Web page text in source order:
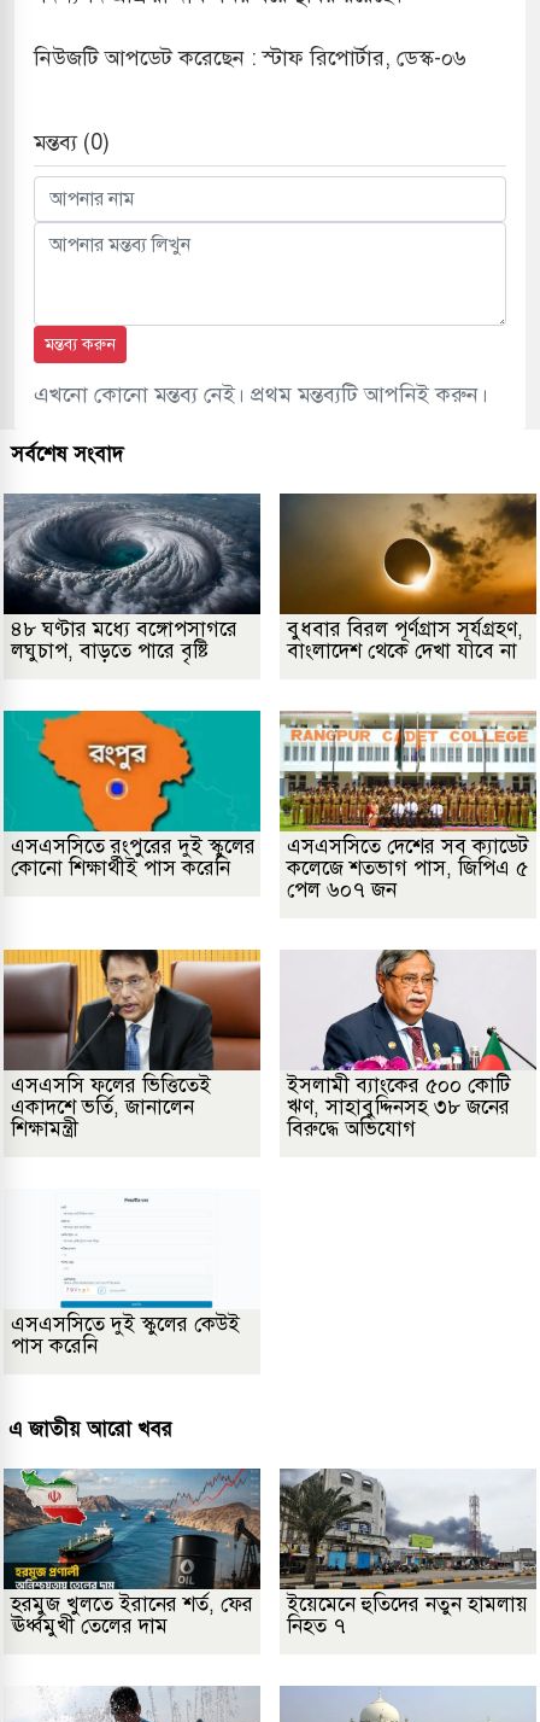
নিউজটি আপডেট করেছেন : স্টাফ রিপোর্টার, ডেস্ক-০৬
মন্তব্য (0)
মন্তব্য করুন
এখনো কোনো মন্তব্য নেই। প্রথম মন্তব্যটি আপনিই করুন।
সর্বশেষ সংবাদ
৪৮ ঘণ্টার মধ্যে বঙ্গোপসাগরে
লঘুচাপ, বাড়তে পারে বৃষ্টি
বুধবার বিরল পূর্ণগ্রাস সূর্যগ্রহণ,
বাংলাদেশ থেকে দেখা যাবে না
এসএসসিতে রংপুরের দুই স্কুলের
কোনো শিক্ষার্থীই পাস করেনি
এসএসসিতে দেশের সব ক্যাডেট
কলেজে শতভাগ পাস, জিপিএ ৫
পেল ৬০৭ জন
এসএসসি ফলের ভিত্তিতেই
একাদশে ভর্তি, জানালেন
শিক্ষামন্ত্রী
ইসলামী ব্যাংকের ৫০০ কোটি
ঋণ, সাহাবুদ্দিনসহ ৩৮ জনের
বিরুদ্ধে অভিযোগ
এসএসসিতে দুই স্কুলের কেউই
পাস করেনি
এ জাতীয় আরো খবর
হরমুজ খুলতে ইরানের শর্ত, ফের
ঊর্ধ্বমুখী তেলের দাম
ইয়েমেনে হুতিদের নতুন হামলায়
নিহত ৭